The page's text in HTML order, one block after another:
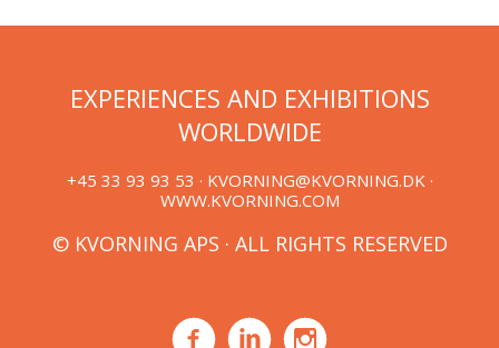
EXPERIENCES AND EXHIBITIONS
WORLDWIDE
+45 33 93 93 53 · KVORNING@KVORNING.DK·
WWW.KVORNING.COM
© KVORNING APS · ALL RIGHTS RESERVED